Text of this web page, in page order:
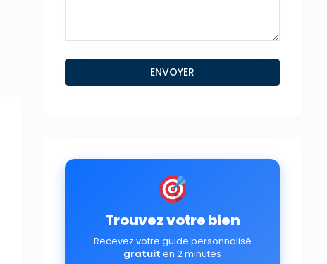
Trouvez votre bien
Recevez votre guide personnalisé
gratuit en 2 minutes